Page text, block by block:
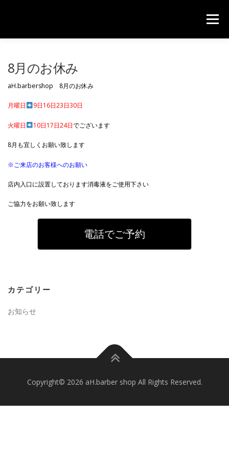
メニュー
8月のお休み
aH.barbershop 8月のお休み
月曜日 9日16日23日30日
火曜日 10日17日24日でございます
8月も宜しくお願い致します
※ご来店のお客様へのお願い
店内入口に設置しております消毒液をご使用下さい
ご協力をお願い致します
電話でご予約
カテゴリー
お知らせ
Copyright© 2026 aH.barber shop All Rights Reserved.